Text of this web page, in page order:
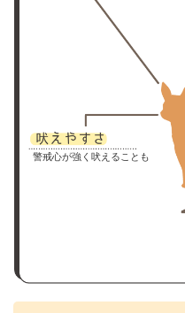
警戒心が強く吠えることも